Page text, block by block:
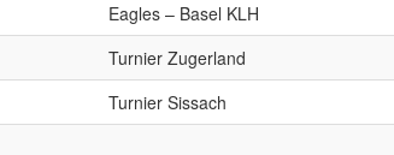
Eagles – Basel KLH
Turnier Zugerland
Turnier Sissach